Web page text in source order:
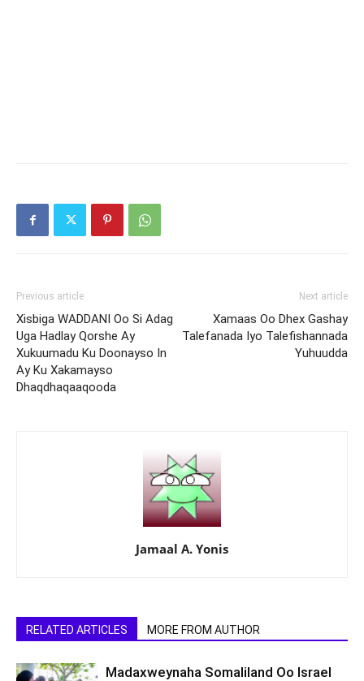
Previous article
Xisbiga WADDANI Oo Si Adag
Uga Hadlay Qorshe Ay
Xukuumadu Ku Doonayso In
Ay Ku Xakamayso
Dhaqdhaqaaqooda
Next article
Xamaas Oo Dhex Gashay
Talefanada Iyo Talefishannada
Yuhuudda
Jamaal A. Yonis
RELATED ARTICLES MORE FROM AUTHOR
Madaxweynaha Somaliland Oo Israel